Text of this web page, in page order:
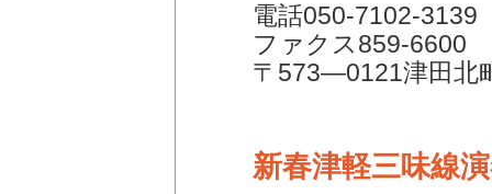
電話050-7102-3139
ファクス859-6600
〒573―0121津田
新春津軽三味線